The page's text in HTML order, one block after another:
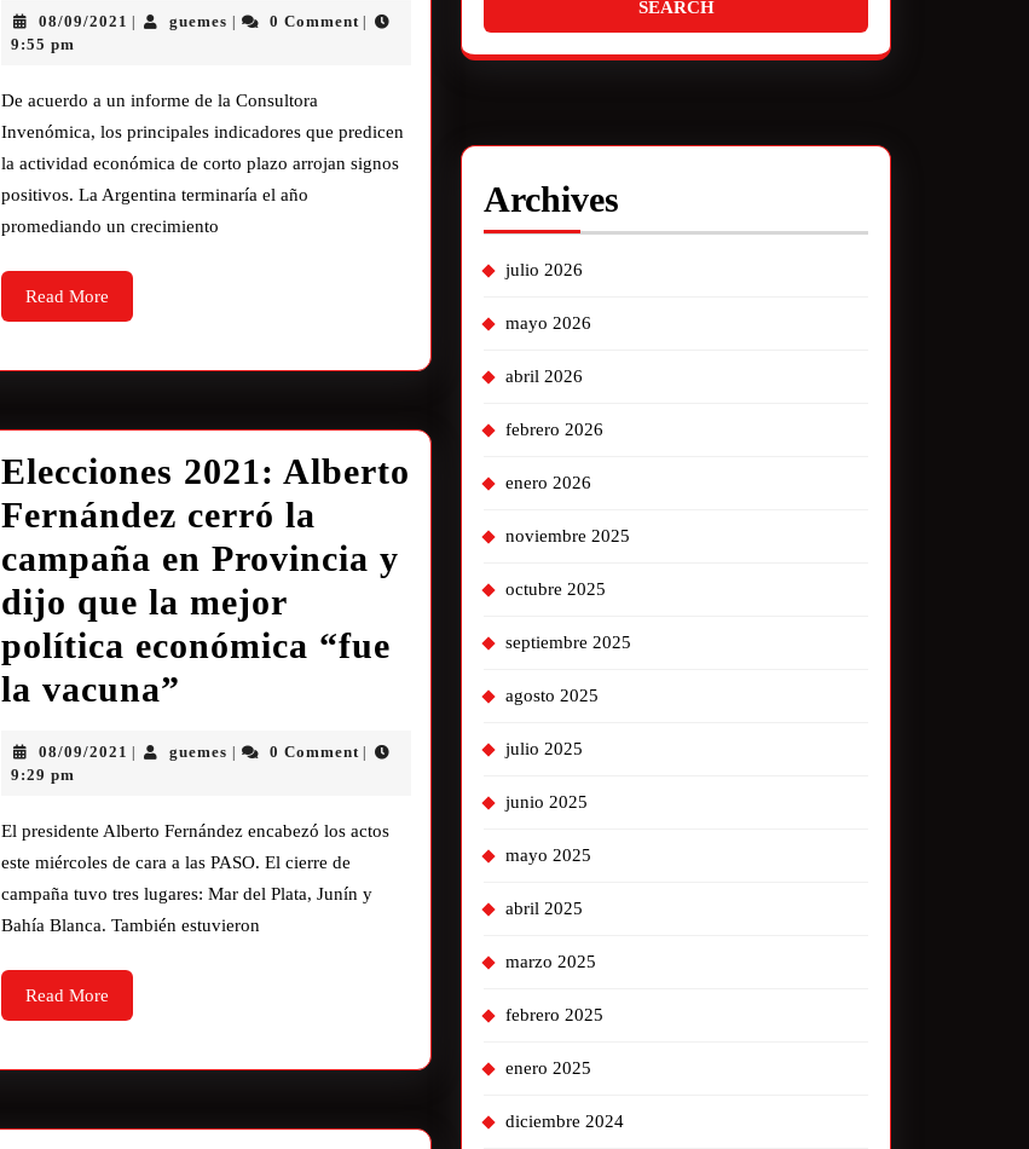
08/09/2021 guemes 0 Comment
9:55 pm
De acuerdo a un informe de la Consultora
Invenómica, los principales indicadores que predicen
la actividad económica de corto plazo arrojan signos
positivos. La Argentina terminaría el año
promediando un crecimiento
Read More
Elecciones 2021: Alberto
Fernández cerró la
campaña en Provincia y
dijo que la mejor
política económica “fue
la vacuna”
08/09/2021 guemes 0 Comment
9:29 pm
El presidente Alberto Fernández encabezó los actos
este miércoles de cara a las PASO. El cierre de
campaña tuvo tres lugares: Mar del Plata, Junín y
Bahía Blanca. También estuvieron
Read More
Archives
julio 2026
mayo 2026
abril 2026
febrero 2026
enero 2026
noviembre 2025
octubre 2025
septiembre 2025
agosto 2025
julio 2025
junio 2025
mayo 2025
abril 2025
marzo 2025
febrero 2025
enero 2025
diciembre 2024